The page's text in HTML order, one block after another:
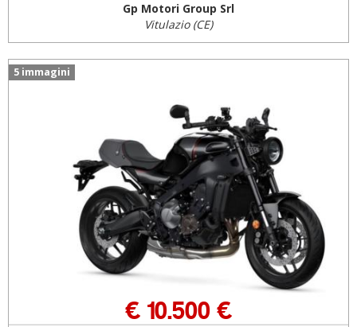
Gp Motori Group Srl
Vitulazio (CE)
5 immagini
€ 10.500 €